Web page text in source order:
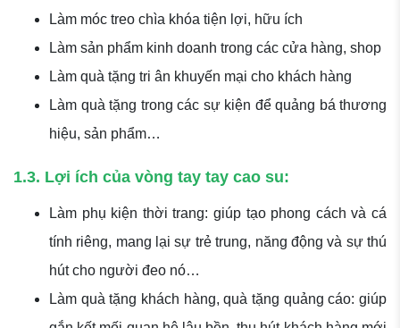
Làm móc treo chìa khóa tiện lợi, hữu ích
Làm sản phẩm kinh doanh trong các cửa hàng, shop
Làm quà tặng tri ân khuyến mại cho khách hàng
Làm quà tặng trong các sự kiện để quảng bá thương
hiệu, sản phẩm…
1.3. Lợi ích của vòng tay tay cao su:
Làm phụ kiện thời trang: giúp tạo phong cách và cá
tính riêng, mang lại sự trẻ trung, năng động và sự thú
hút cho người đeo nó…
Làm quà tặng khách hàng, quà tặng quảng cáo: giúp